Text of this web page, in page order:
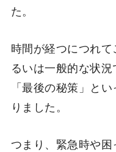
た。
時間が経つにつれ
るいは一般的な状
「最後の秘策」と
りました。
つまり、緊急時や